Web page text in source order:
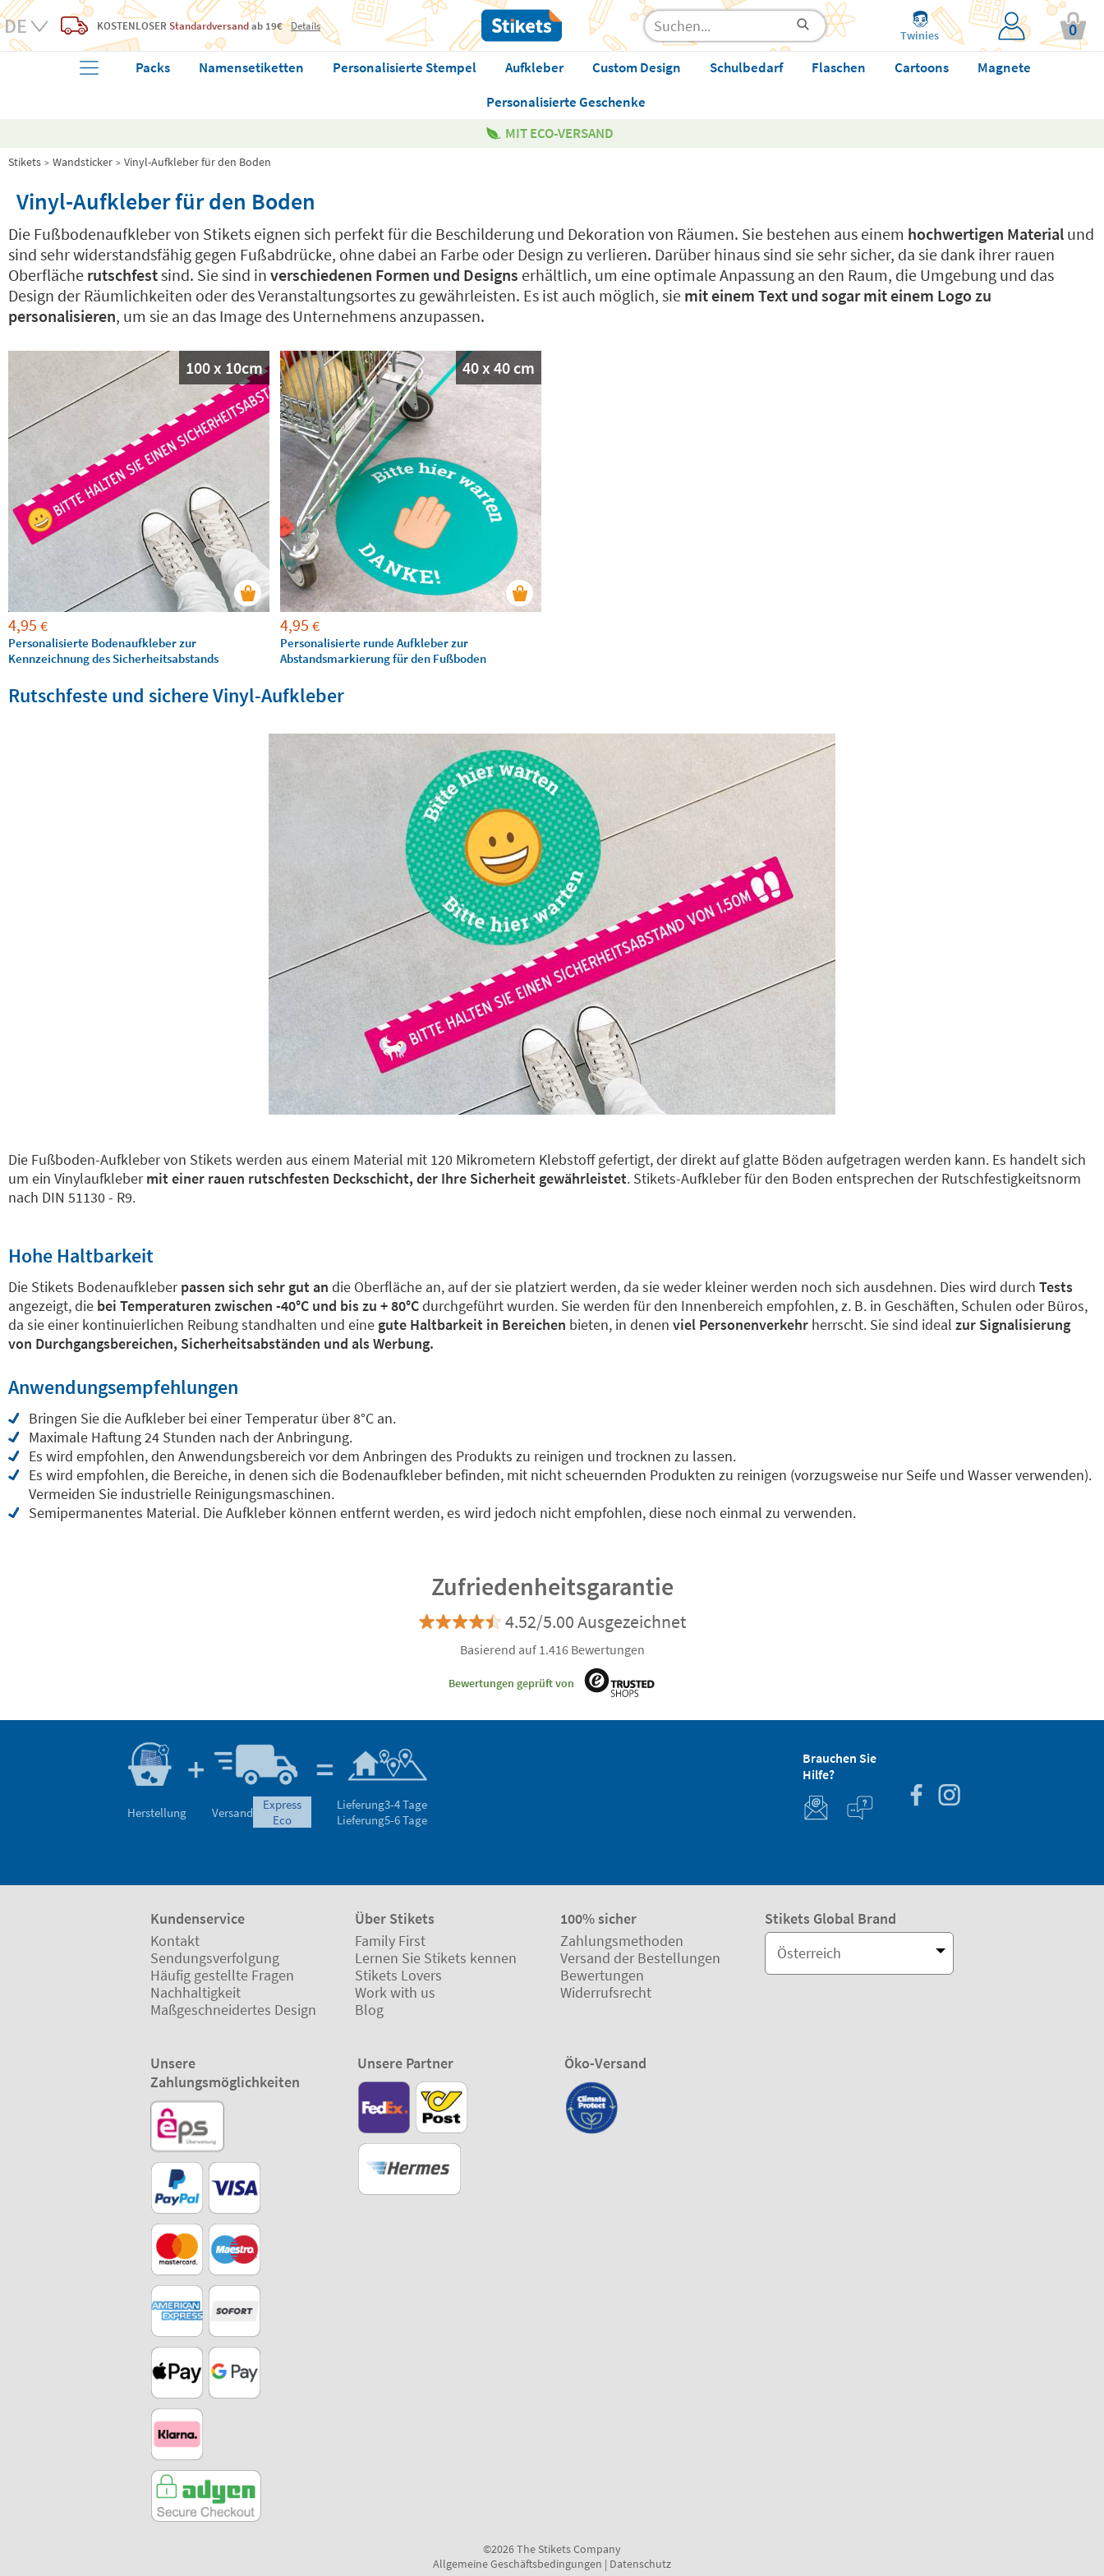
KOSTENLOSER Standardversandab 19€ Details
Twinies 0
Packs Namensetiketten Personalisierte Stempel Aufkleber Custom Design Schulbedarf Flaschen Cartoons
Magnete
Personalisierte Geschenke
MIT ECO-VERSAND
Stikets Wandsticker Vinyl-Aufkleber für den Boden
Vinyl-Aufkleber für den Boden
Die Fußbodenaufkleber von Stikets eignen sich perfekt für die Beschilderung und Dekoration von Räumen. Sie bestehen aus einem hochwertigen Material und
sind sehr widerstandsfähig gegen Fußabdrücke, ohne dabei an Farbe oder Design zu verlieren. Darüber hinaus sind sie sehr sicher, da sie dank ihrer rauen
Oberfläche rutschfestsind. Sie sind in verschiedenen Formen und Designs erhältlich, um eine optimale Anpassung an den Raum, die Umgebung und das
Design der Räumlichkeiten oder des Veranstaltungsortes zu gewährleisten. Es ist auch möglich, sie mit einem Text und sogar mit einem Logo zu
personalisieren, um sie an das Image des Unternehmens anzupassen.
100 x 10cm
4,95 €
Personalisierte Bodenaufkleber zur
Kennzeichnung des Sicherheitsabstands
40 x 40 cm
4,95 €
Personalisierte runde Aufkleber zur
Abstandsmarkierung für den Fußboden
Rutschfeste und sichere Vinyl-Aufkleber
Die Fußboden-Aufkleber von Stikets werden aus einem Material mit 120 Mikrometern Klebstoff gefertigt, der direkt auf glatte Böden aufgetragen werden kann. Es handelt sich
um ein Vinylaufklebermit einer rauen rutschfesten Deckschicht, der Ihre Sicherheit gewährleistet. Stikets-Aufkleber für den Boden entsprechen der Rutschfestigkeitsnorm
nach DIN 51130 - R9.
Hohe Haltbarkeit
Die Stikets Bodenaufkleberpassen sich sehr gut an die Oberfläche an, auf der sie platziert werden, da sie weder kleiner werden noch sich ausdehnen. Dies wird durch Tests
angezeigt, die bei Temperaturen zwischen -40°C und bis zu + 80°Cdurchgeführt wurden. Sie werden für den Innenbereich empfohlen, z. B. in Geschäften, Schulen oder Büros,
da sie einer kontinuierlichen Reibung standhalten und eine gute Haltbarkeit in Bereichen bieten, in denen viel Personenverkehr herrscht. Sie sind ideal zur Signalisierung
von Durchgangsbereichen, Sicherheitsabständen und als Werbung.
Anwendungsempfehlungen
Bringen Sie die Aufkleber bei einer Temperatur über 8°C an.
Maximale Haftung 24 Stunden nach der Anbringung.
Es wird empfohlen, den Anwendungsbereich vor dem Anbringen des Produkts zu reinigen und trocknen zu lassen.
Es wird empfohlen, die Bereiche, in denen sich die Bodenaufkleber befinden, mit nicht scheuernden Produkten zu reinigen (vorzugsweise nur Seife und Wasser verwenden).
Vermeiden Sie industrielle Reinigungsmaschinen.
Semipermanentes Material. Die Aufkleber können entfernt werden, es wird jedoch nicht empfohlen, diese noch einmal zu verwenden.
Zufriedenheitsgarantie
4.52/5.00 Ausgezeichnet
Basierend auf 1.416 Bewertungen
Bewertungen geprüft von
Herstellung Versand
express
eco
Lieferung3-4 Tage
Lieferung5-6 Tage
Brauchen Sie
Hilfe?
Kundenservice
Kontakt
Sendungsverfolgung
Häufig gestellte Fragen
Nachhaltigkeit
Maßgeschneidertes Design
Über Stikets
Family First
Lernen Sie Stikets kennen
Stikets Lovers
Work with us
Blog
100% sicher
Zahlungsmethoden
Versand der Bestellungen
Bewertungen
Widerrufsrecht
Stikets Global Brand
Österreich
Unsere
Zahlungsmöglichkeiten
Unsere Partner Öko-Versand
©2026 The Stikets Company
Allgemeine Geschäftsbedingungen | Datenschutz